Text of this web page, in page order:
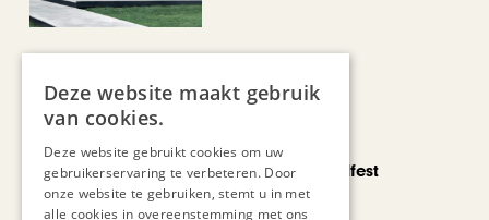
Noorbeek Foodfest
Deze website maakt gebruik
van cookies.
Deze website gebruikt cookies om uw
gebruikerservaring te verbeteren. Door
onze website te gebruiken, stemt u in met
alle cookies in overeenstemming met ons